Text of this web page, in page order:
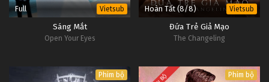
Full Vietsub
Sáng Mắt
Open Your Eyes
Hoàn Tất (8/8) Vietsub
Đứa Trẻ Giả Mạo
The Changeling
Phim bộ Phim bộ